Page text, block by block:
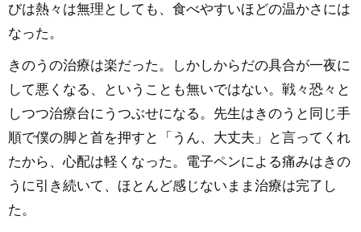
びは熱々は無理としても、食べやすいほどの温かさには
なった。
きのうの治療は楽だった。しかしからだの具合が一夜に
して悪くなる、ということも無いではない。戦々恐々と
しつつ治療台にうつぶせになる。先生はきのうと同じ手
順で僕の脚と首を押すと「うん、大丈夫」と言ってくれ
たから、心配は軽くなった。電子ペンによる痛みはきの
うに引き続いて、ほとんど感じないまま治療は完了し
た。